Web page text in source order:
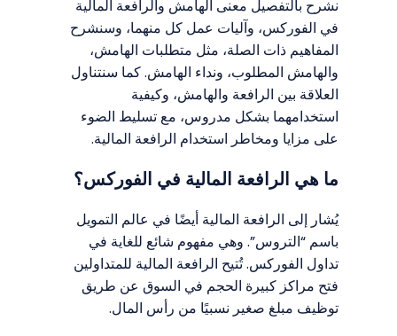
نشرح بالتفصيل معنى الهامش والرافعة المالية
في الفوركس، وآليات عمل كل منهما، وسنشرح
المفاهيم ذات الصلة، مثل متطلبات الهامش،
والهامش المطلوب، ونداء الهامش. كما سنتناول
العلاقة بين الرافعة والهامش، وكيفية
استخدامهما بشكل مدروس، مع تسليط الضوء
على مزايا ومخاطر استخدام الرافعة المالية.
ما هي الرافعة المالية في الفوركس؟
يُشار إلى الرافعة المالية أيضًا في عالم التمويل
باسم “التروس”. وهي مفهوم شائع للغاية في
تداول الفوركس. تُتيح الرافعة المالية للمتداولين
فتح مراكز كبيرة الحجم في السوق عن طريق
توظيف مبلغ صغير نسبيًا من رأس المال.